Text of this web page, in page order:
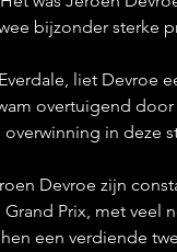
bijzonder sterke
liet Devroe
overtuigend
overwinning in deze
Devroe zijn
Prix, met
hen een verdiende